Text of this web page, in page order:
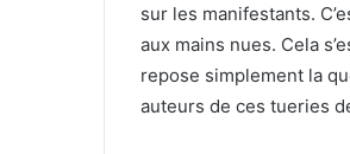
sur les manifestants.
aux mains nues. Cela
repose simplement la
auteurs de ces tueries